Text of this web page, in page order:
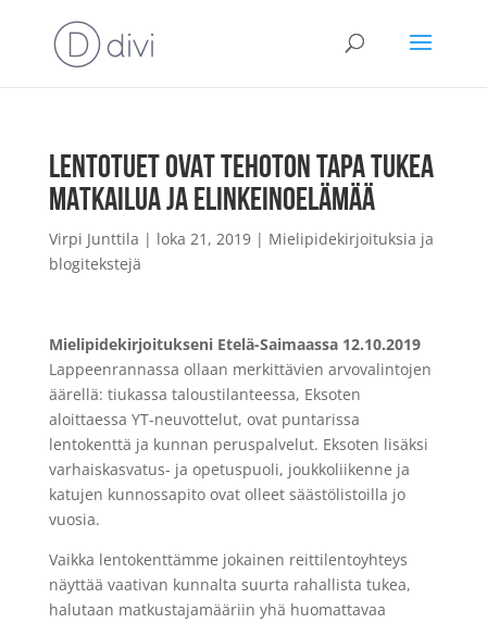
LENTOTUET OVAT TEHOTON TAPA TUKEA
MATKAILUA JA ELINKEINOELÄMÄÄ
Virpi Junttila | loka 21, 2019| Mielipidekirjoituksia ja
blogitekstejä
Mielipidekirjoitukseni Etelä-Saimaassa 12.10.2019
Lappeenrannassa ollaan merkittävien arvovalintojen
äärellä: tiukassa taloustilanteessa, Eksoten
aloittaessa YT-neuvottelut, ovat puntarissa
lentokenttä ja kunnan peruspalvelut. Eksoten lisäksi
varhaiskasvatus- ja opetuspuoli, joukkoliikenne ja
katujen kunnossapito ovat olleet säästölistoilla jo
vuosia.
Vaikka lentokenttämme jokainen reittilentoyhteys
näyttää vaativan kunnalta suurta rahallista tukea,
halutaan matkustajamääriin yhä huomattavaa